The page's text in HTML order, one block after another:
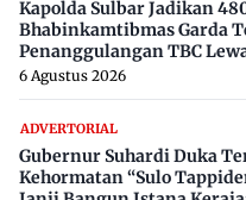
Kapolda Sulbar Jadikan
Bhabinkamtibmas Garda
Penanggulangan TBC
di 650 Desa
6 Agustus 2026
ADVERTORIAL
Gubernur Suhardi Duka
Kehormatan “Sulo